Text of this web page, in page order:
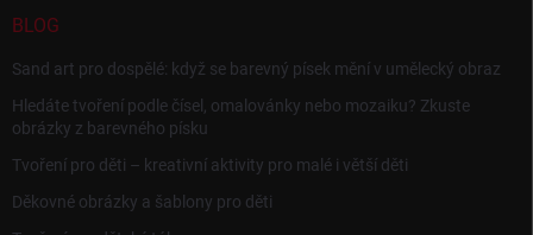
BLOG
Sand art pro dospělé: když se barevný písek mění v umělecký obraz
Hledáte tvoření podle čísel, omalovánky nebo mozaiku? Zkuste
obrázky z barevného písku
Tvoření pro děti – kreativní aktivity pro malé i větší děti
Děkovné obrázky a šablony pro děti